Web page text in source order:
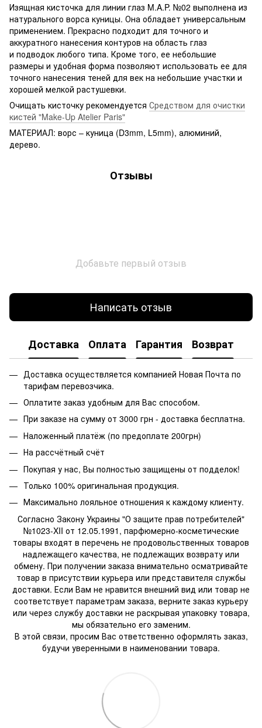
Изящная кисточка для линии глаз M.A.P. №02 выполнена из
натурального ворса куницы. Она обладает универсальным
применением. Прекрасно подходит для точного и
аккуратного нанесения контуров на область глаз
и подводок любого типа. Кроме того, ее небольшие
размеры и удобная форма позволяют использовать ее для
точного нанесения теней для век на небольшие участки и
хорошей мелкой растушевки.
Очищать кисточку рекомендуется Средством для очистки
кистей "Make-Up Atelier Paris"
МАТЕРИАЛ: ворс – куница (D3mm, L5mm), алюминий,
дерево.
Отзывы
Добавьте первый отзыв
Написать отзыв
Доставка Оплата Гарантия Возврат
Доставка осуществляется компанией Новая Почта по
тарифам перевозчика.
Оплатите заказ удобным для Вас способом.
При заказе на сумму от 3000 грн - доставка бесплатна.
Наложенный платёж (по предоплате 200грн)
На рассчётный счёт
Покупая у нас, Вы полностью защищены от подделок!
Только 100% оригинальная продукция.
Максимально лояльное отношения к каждому клиенту.
Согласно Закону Украины "О защите прав потребителей"
№1023-XII от 12.05.1991, парфюмерно-косметические
товары входят в перечень не продовольственных товаров
надлежащего качества, не подлежащих возврату или
обмену. При получении заказа внимательно осматривайте
товар в присутствии курьера или представителя службы
доставки. Если Вам не нравится внешний вид или товар не
соответствует параметрам заказа, верните заказ курьеру
или через службу доставки не раскрывая упаковку товара,
мы обязательно его заменим.
В этой связи, просим Вас ответственно оформлять заказ,
будучи уверенными в наименовании товара.